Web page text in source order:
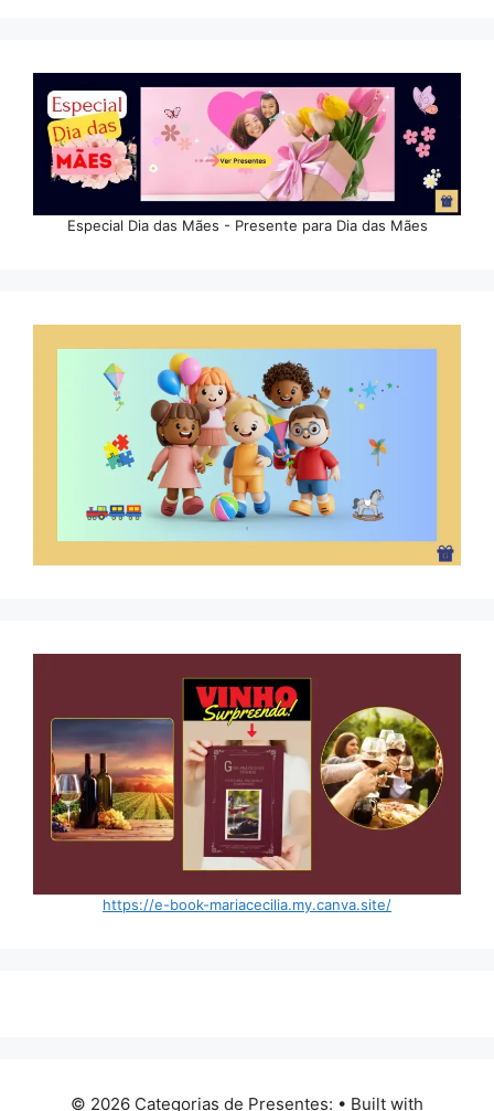
Especial Dia das Mães - Presente para Dia das Mães
https://e-book-mariacecilia.my.canva.site/
© 2026 Categorias de Presentes: • Built with